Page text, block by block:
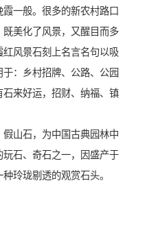
一般。很多的新农村路口
美化了风景，又醒目而多
风景石刻上名言名句以吸
：乡村招牌、公路、公园
来好运，招财、纳福、镇
山石，为中国古典园林中
石、奇石之一，因盛产于
玲珑剔透的观赏石头。